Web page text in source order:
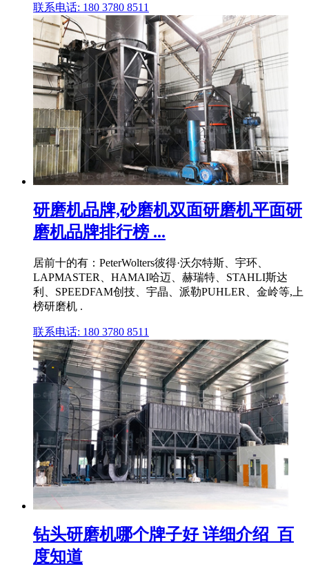
联系电话: 180 3780 8511
研磨机品牌,砂磨机双面研磨机平面研
磨机品牌排行榜 ...
居前十的有：PeterWolters彼得·沃尔特斯、宇环、
LAPMASTER、HAMAI哈迈、赫瑞特、STAHLI斯达
利、SPEEDFAM创技、宇晶、派勒PUHLER、金岭等,上
榜研磨机 .
联系电话: 180 3780 8511
钻头研磨机哪个牌子好 详细介绍_百
度知道